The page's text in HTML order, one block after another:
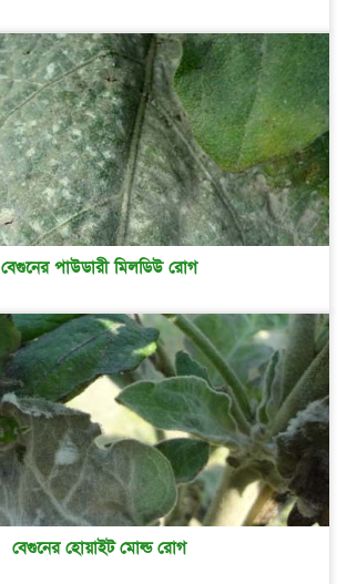
বেগুনের পাউডারী মিলডিউ রোগ
বেগুনের হোয়াইট মোল্ড রোগ